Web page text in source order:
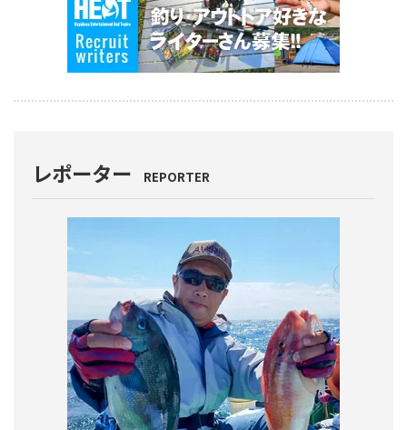
レポーター REPORTER